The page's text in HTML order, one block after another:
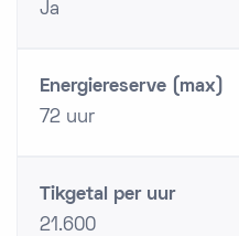
Ja
Energiereserve (max)
72 uur
Tikgetal per uur
21.600